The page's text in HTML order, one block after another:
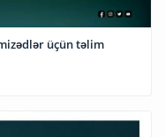
üçün təlim